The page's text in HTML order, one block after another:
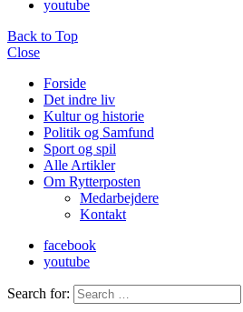
youtube
Back to Top
Close
Forside
Det indre liv
Kultur og historie
Politik og Samfund
Sport og spil
Alle Artikler
Om Rytterposten
Medarbejdere
Kontakt
facebook
youtube
Search for: